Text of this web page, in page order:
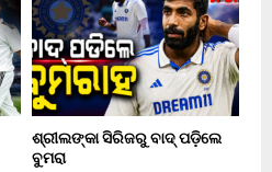
ଶ୍ରୀଲଙ୍କା ସିରିଜରୁ ବାଦ୍ ପଡ଼ିଲେ
ବୁମରା